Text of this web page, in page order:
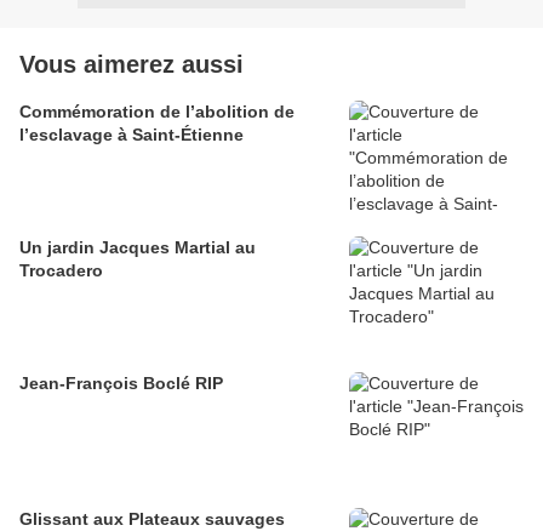
Vous aimerez aussi
Commémoration de l’abolition de
l’esclavage à Saint-Étienne
Un jardin Jacques Martial au
Trocadero
Jean-François Boclé RIP
Glissant aux Plateaux sauvages